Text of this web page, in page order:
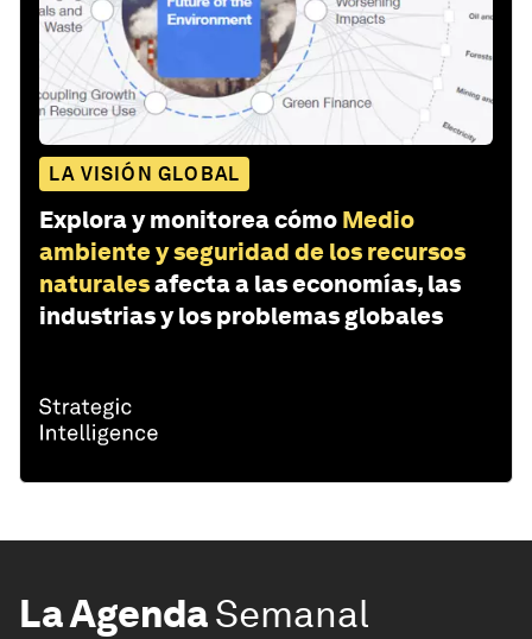
LA VISIÓN GLOBAL
Explora y monitorea cómo Medio
ambiente y seguridad de los recursos
naturalesafecta a las economías, las
industrias y los problemas globales
La AgendaSemanal